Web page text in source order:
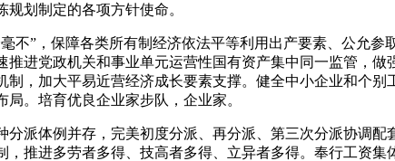
划制定的各项方针使命。
”，保障各类所有制经济依法平等利用出产要素、公允参
进党政机关和事业单元运营性国有资产集中同一监管，
，加大平易近营经济成长要素支撑。健全中小企业和个
。培育优良企业家步队，企业家。
体例并存，完美初度分派、再分派、第三次分派协调配
推进多劳者多得、技高者多得、立异者多得。奉行工资